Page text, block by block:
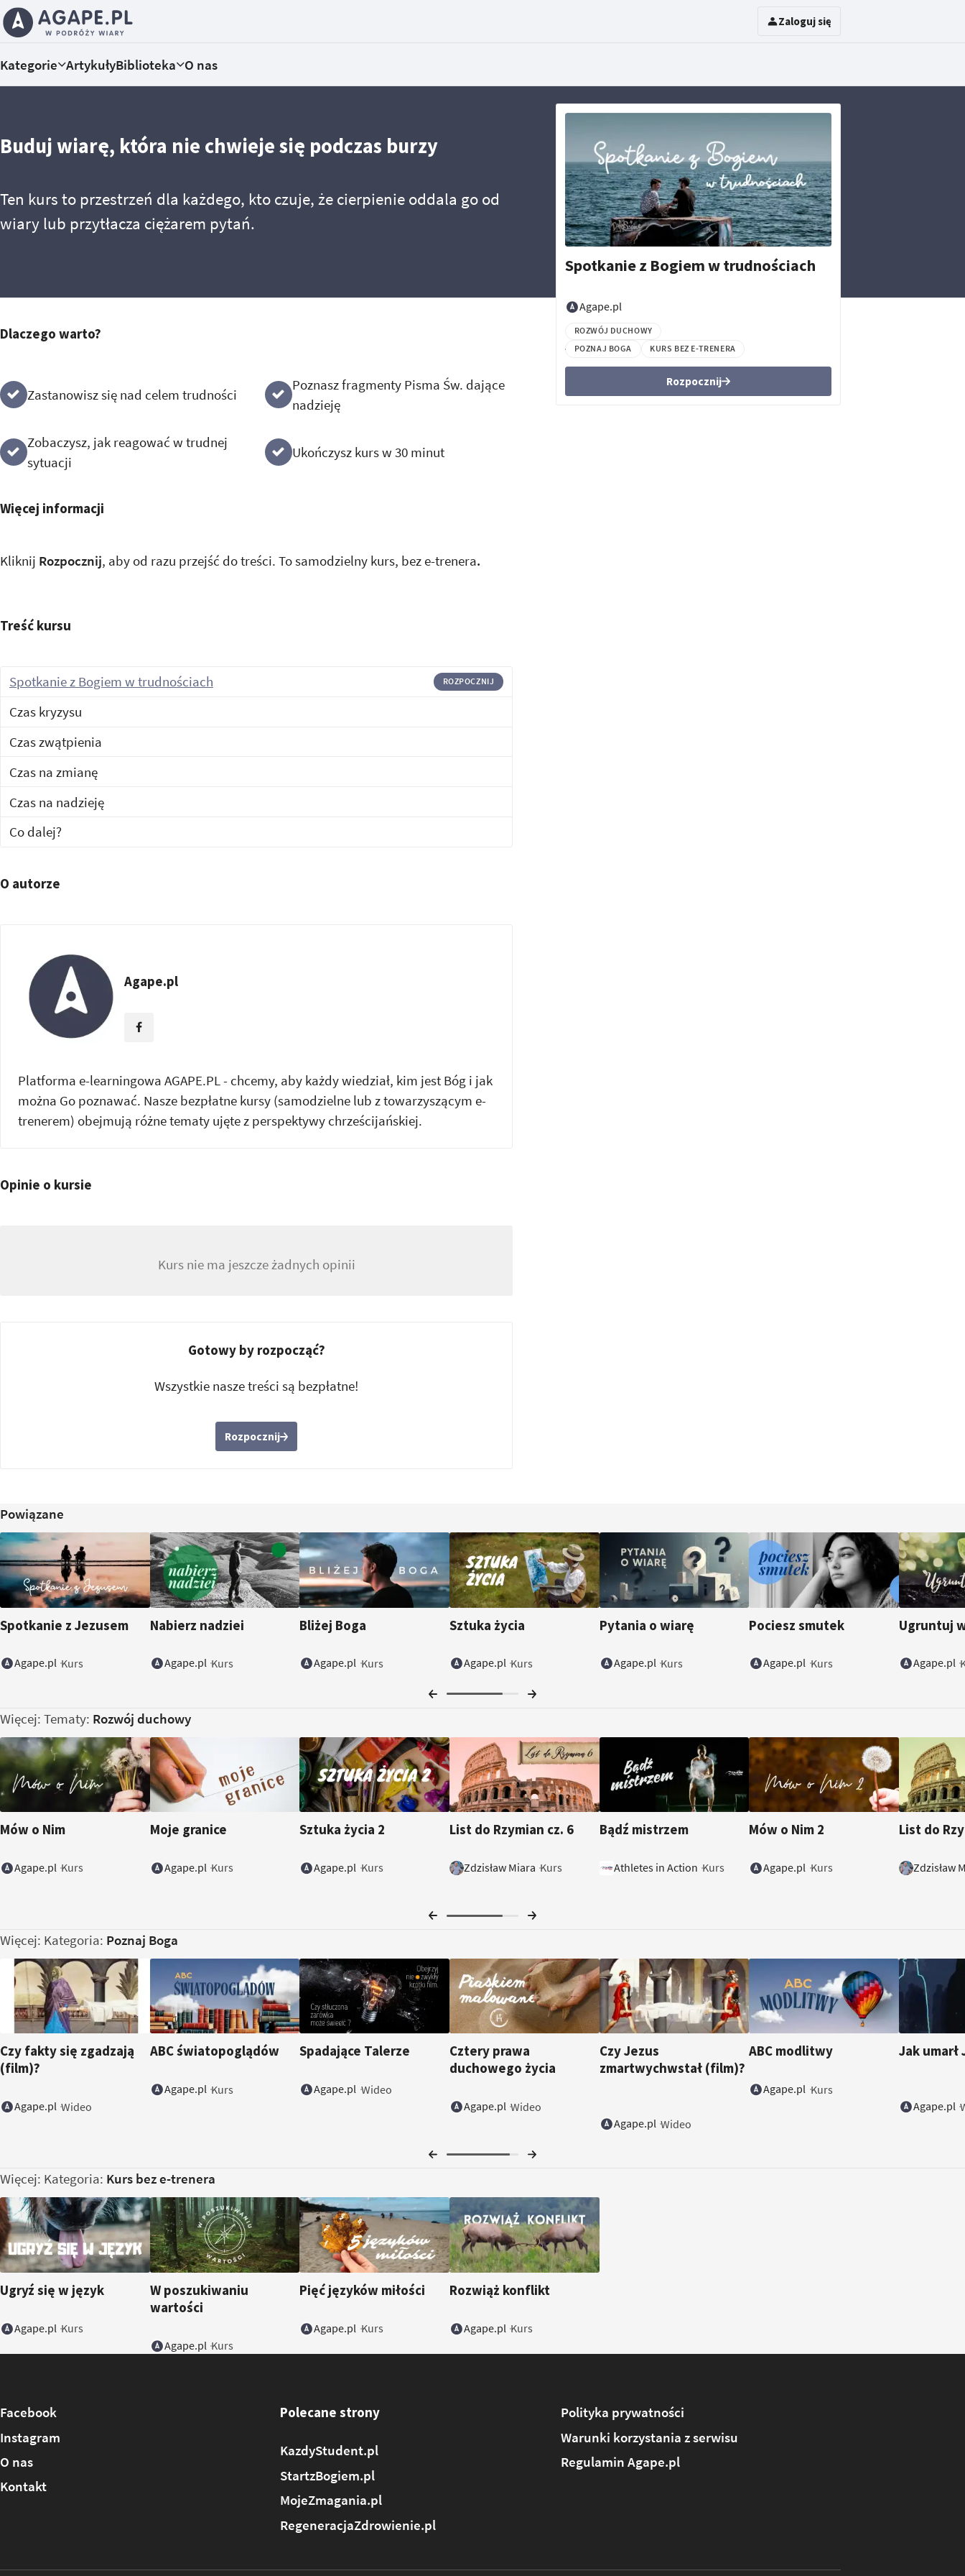
Zaloguj się
Kategorie ArtykułyBiblioteka O nas
Buduj wiarę, która nie chwieje się podczas burzy
Ten kurs to przestrzeń dla każdego, kto czuje, że cierpienie oddala go od
wiary lub przytłacza ciężarem pytań.
Spotkanie z Bogiem w trudnościach
Agape.pl
ROZWÓJ DUCHOWY
POZNAJ BOGA
KURS BEZ E-TRENERA
Rozpocznij
Dlaczego warto?
Zastanowisz się nad celem trudności
Poznasz fragmenty Pisma Św. dające
nadzieję
Zobaczysz, jak reagować w trudnej
sytuacji
Ukończysz kurs w 30 minut
Więcej informacji
Kliknij Rozpocznij, aby od razu przejść do treści. To samodzielny kurs, bez e-trenera.
Treść kursu
Spotkanie z Bogiem w trudnościach ROZPOCZNIJ
Czas kryzysu
Czas zwątpienia
Czas na zmianę
Czas na nadzieję
Co dalej?
O autorze
Agape.pl
Platforma e-learningowa AGAPE.PL - chcemy, aby każdy wiedział, kim jest Bóg i jak
można Go poznawać. Nasze bezpłatne kursy (samodzielne lub z towarzyszącym e-
trenerem) obejmują różne tematy ujęte z perspektywy chrześcijańskiej.
Opinie o kursie
Kurs nie ma jeszcze żadnych opinii
Gotowy by rozpocząć?
Wszystkie nasze treści są bezpłatne!
Rozpocznij
Powiązane
Spotkanie z Jezusem
Agape.pl Kurs
Nabierz nadziei
Agape.pl Kurs
Bliżej Boga
Agape.pl Kurs
Sztuka życia
Agape.pl Kurs
Pytania o wiarę
Agape.pl Kurs
Pociesz smutek
Agape.pl Kurs
Ugruntuj
Agape.pl
Więcej: Tematy: Rozwój duchowy
Mów o Nim
Agape.pl Kurs
Moje granice
Agape.pl Kurs
Sztuka życia 2
Agape.pl Kurs
List do Rzymian cz. 6
Zdzisław Miara Kurs
Bądź mistrzem
Athletes in Action Kurs
Mów o Nim 2
Agape.pl Kurs
List do
Zdzisław
Więcej: Kategoria: Poznaj Boga
Czy fakty się zgadzają
(film)?
Agape.pl Wideo
ABC światopoglądów
Agape.pl Kurs
Spadające Talerze
Agape.pl Wideo
Cztery prawa
duchowego życia
Agape.pl Wideo
Czy Jezus
zmartwychwstał (film)?
Agape.pl Wideo
ABC modlitwy
Agape.pl Kurs
Jak
Agape.pl
Więcej: Kategoria: Kurs bez e-trenera
Ugryź się w język
Agape.pl Kurs
W poszukiwaniu
wartości
Agape.pl Kurs
Pięć języków miłości
Agape.pl Kurs
Rozwiąż konflikt
Agape.pl Kurs
Facebook
Instagram
O nas
Kontakt
Polecane strony
KazdyStudent.pl
StartzBogiem.pl
MojeZmagania.pl
RegeneracjaZdrowienie.pl
Polityka prywatności
Warunki korzystania z serwisu
Regulamin Agape.pl